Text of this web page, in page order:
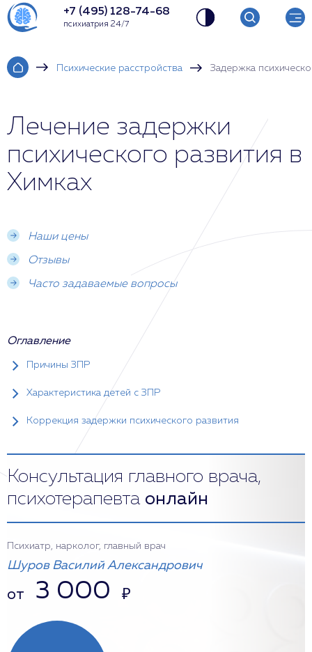
+7 (495) 128-74-68
психиатрия 24/7
Психические расстройства Задержка
Лечение задержки
психического развития в
Химках
Наши цены
Отзывы
Часто задаваемые вопросы
Оглавление
Причины ЗПР
Характеристика детей с ЗПР
Коррекция задержки психического развития
Консультация главного врача,
психотерапевта онлайн
Психиатр, нарколог, главный врач
Шуров Василий Александрович
от 3 000 ₽